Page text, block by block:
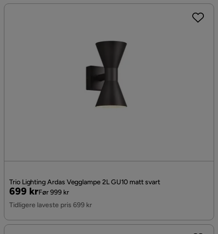
Trio Lighting Ardas Vegglampe 2L GU10 matt svart
Pris
699 kr
Original
Pris
Før 999 kr
Tidligere laveste pris 699 kr